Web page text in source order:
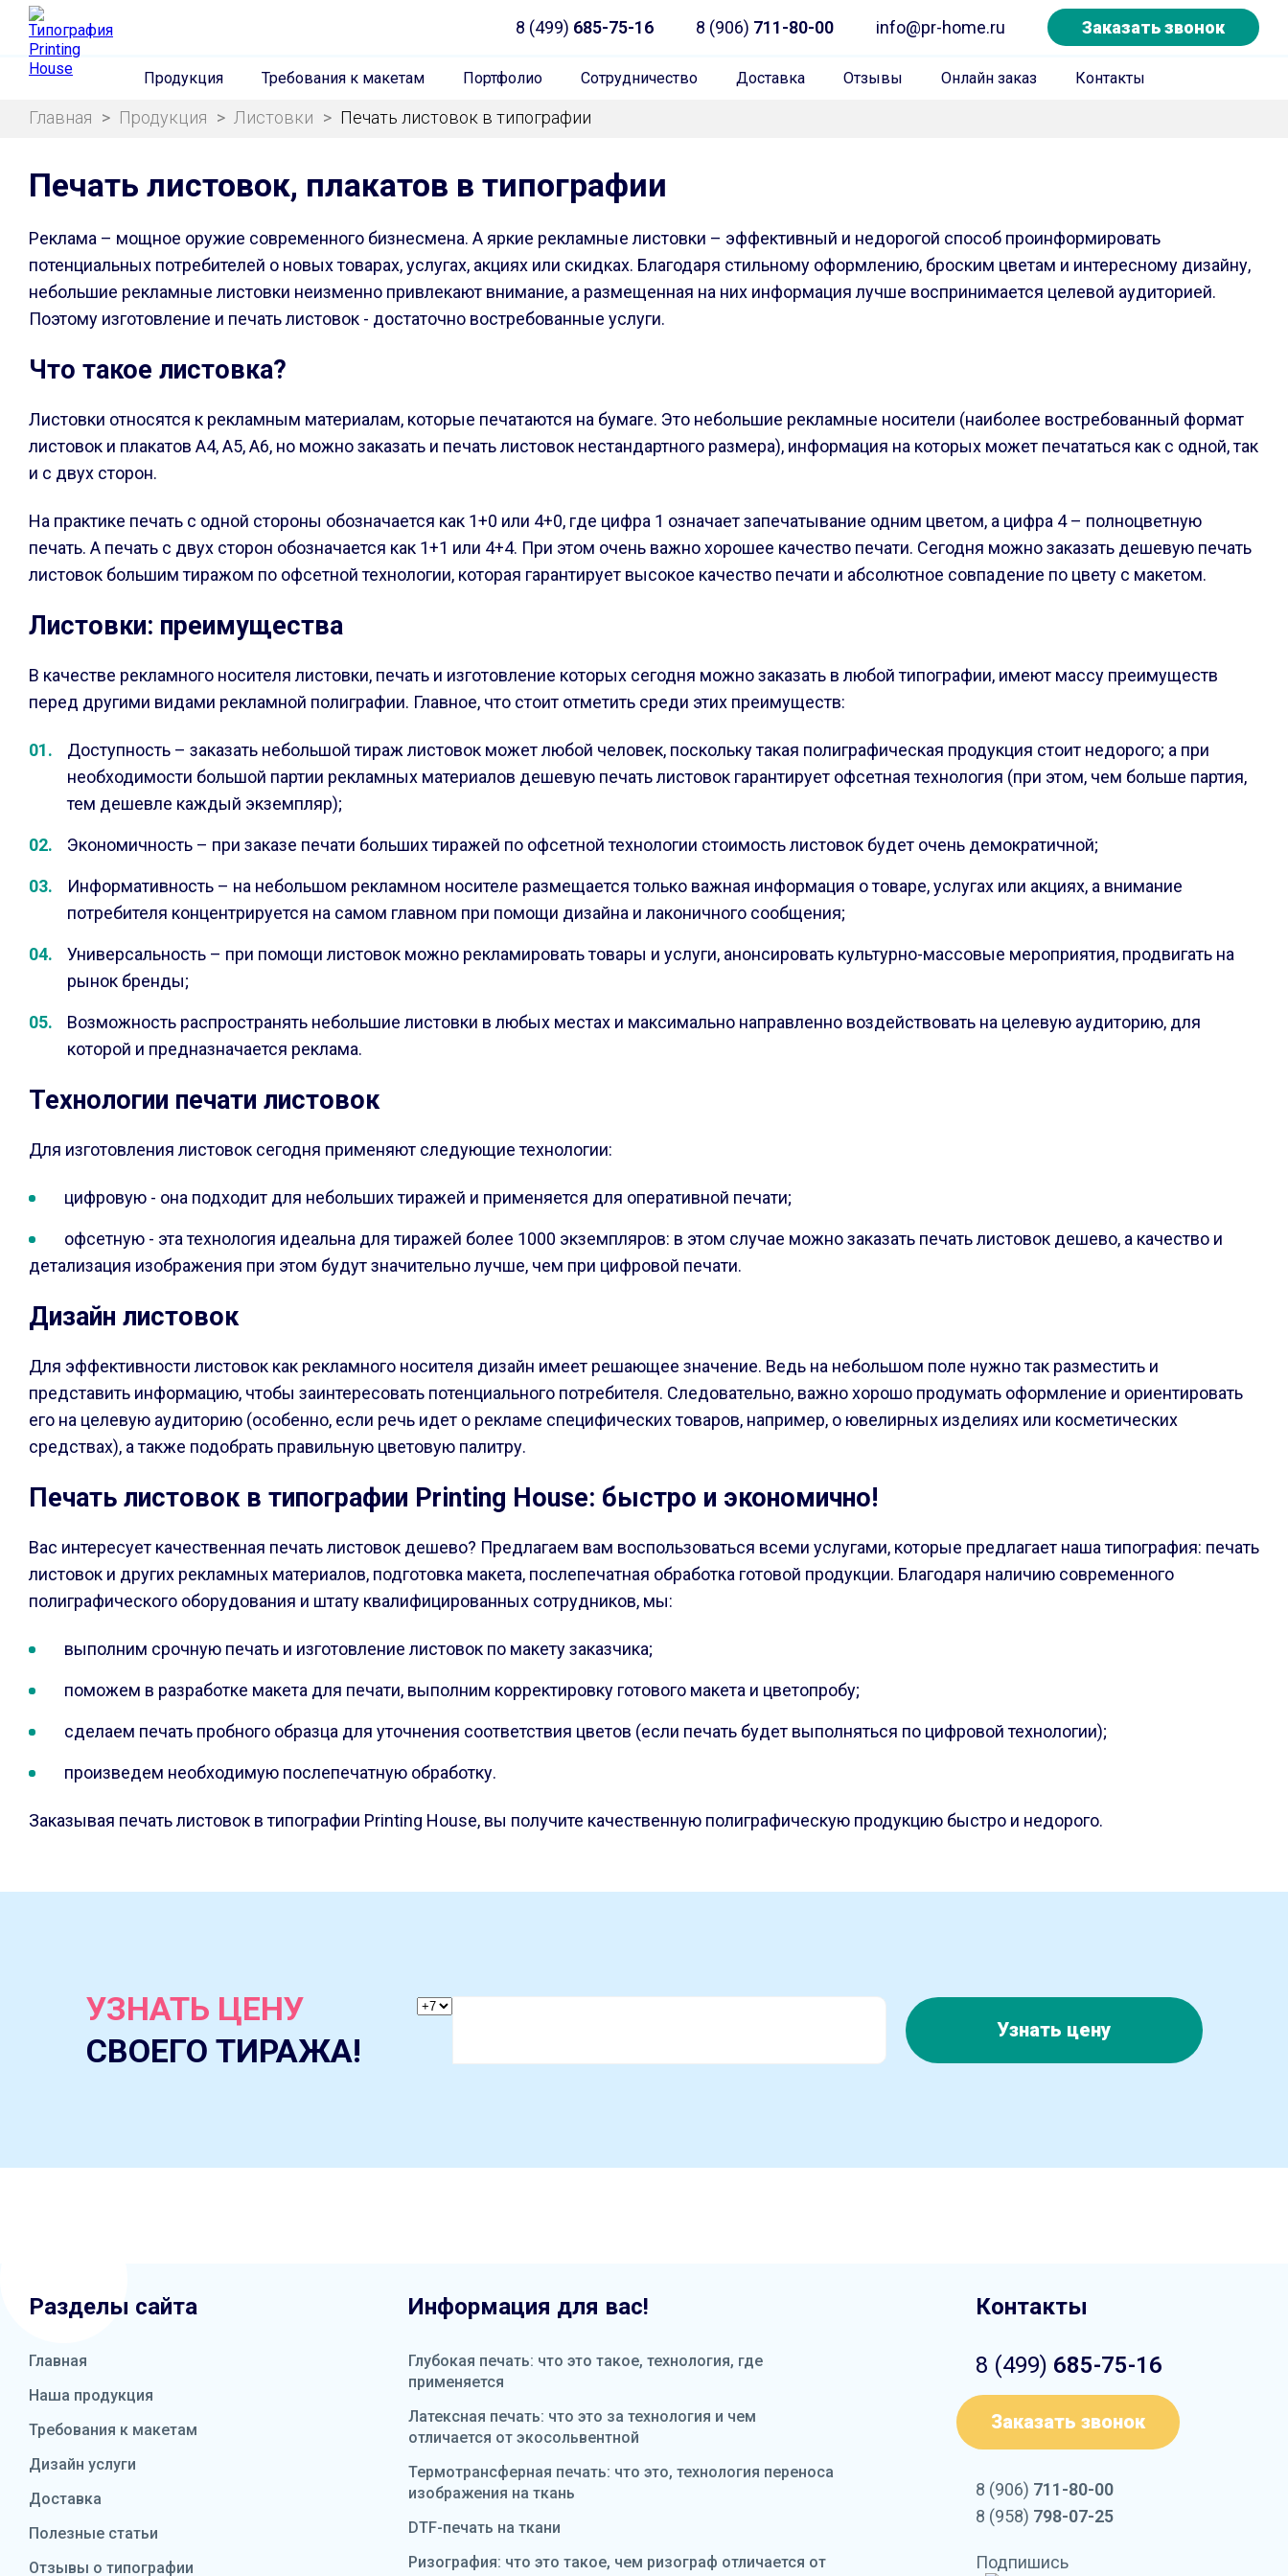
8 (499) 685-75-16 8 (906) 711-80-00 info@pr-home.ru Заказать звонок
Продукция Требования к макетам Портфолио Сотрудничество Доставка Отзывы Онлайн заказ Контакты
Главная > Продукция > Листовки > Печать листовок в типографии
Печать листовок, плакатов в типографии
Реклама – мощное оружие современного бизнесмена. А яркие рекламные листовки – эффективный и недорогой способ проинформировать
потенциальных потребителей о новых товарах, услугах, акциях или скидках. Благодаря стильному оформлению, броским цветам и интересному дизайну,
небольшие рекламные листовки неизменно привлекают внимание, а размещенная на них информация лучше воспринимается целевой аудиторией.
Поэтому изготовление и печать листовок - достаточно востребованные услуги.
Что такое листовка?
Листовки относятся к рекламным материалам, которые печатаются на бумаге. Это небольшие рекламные носители (наиболее востребованный формат
листовок и плакатов A4, A5, A6, но можно заказать и печать листовок нестандартного размера), информация на которых может печататься как с одной, так
и с двух сторон.
На практике печать с одной стороны обозначается как 1+0 или 4+0, где цифра 1 означает запечатывание одним цветом, а цифра 4 – полноцветную
печать. А печать с двух сторон обозначается как 1+1 или 4+4. При этом очень важно хорошее качество печати. Сегодня можно заказать дешевую печать
листовок большим тиражом по офсетной технологии, которая гарантирует высокое качество печати и абсолютное совпадение по цвету с макетом.
Листовки: преимущества
В качестве рекламного носителя листовки, печать и изготовление которых сегодня можно заказать в любой типографии, имеют массу преимуществ
перед другими видами рекламной полиграфии. Главное, что стоит отметить среди этих преимуществ:
Доступность – заказать небольшой тираж листовок может любой человек, поскольку такая полиграфическая продукция стоит недорого; а при
необходимости большой партии рекламных материалов дешевую печать листовок гарантирует офсетная технология (при этом, чем больше партия,
тем дешевле каждый экземпляр);
Экономичность – при заказе печати больших тиражей по офсетной технологии стоимость листовок будет очень демократичной;
Информативность – на небольшом рекламном носителе размещается только важная информация о товаре, услугах или акциях, а внимание
потребителя концентрируется на самом главном при помощи дизайна и лаконичного сообщения;
Универсальность – при помощи листовок можно рекламировать товары и услуги, анонсировать культурно-массовые мероприятия, продвигать на
рынок бренды;
Возможность распространять небольшие листовки в любых местах и максимально направленно воздействовать на целевую аудиторию, для
которой и предназначается реклама.
Технологии печати листовок
Для изготовления листовок сегодня применяют следующие технологии:
цифровую - она подходит для небольших тиражей и применяется для оперативной печати;
офсетную - эта технология идеальна для тиражей более 1000 экземпляров: в этом случае можно заказать печать листовок дешево, а качество и
детализация изображения при этом будут значительно лучше, чем при цифровой печати.
Дизайн листовок
Для эффективности листовок как рекламного носителя дизайн имеет решающее значение. Ведь на небольшом поле нужно так разместить и
представить информацию, чтобы заинтересовать потенциального потребителя. Следовательно, важно хорошо продумать оформление и ориентировать
его на целевую аудиторию (особенно, если речь идет о рекламе специфических товаров, например, о ювелирных изделиях или косметических
средствах), а также подобрать правильную цветовую палитру.
Печать листовок в типографии Printing House: быстро и экономично!
Вас интересует качественная печать листовок дешево? Предлагаем вам воспользоваться всеми услугами, которые предлагает наша типография: печать
листовок и других рекламных материалов, подготовка макета, послепечатная обработка готовой продукции. Благодаря наличию современного
полиграфического оборудования и штату квалифицированных сотрудников, мы:
выполним срочную печать и изготовление листовок по макету заказчика;
поможем в разработке макета для печати, выполним корректировку готового макета и цветопробу;
сделаем печать пробного образца для уточнения соответствия цветов (если печать будет выполняться по цифровой технологии);
произведем необходимую послепечатную обработку.
Заказывая печать листовок в типографии Printing House, вы получите качественную полиграфическую продукцию быстро и недорого.
УЗНАТЬ ЦЕНУ
СВОЕГО ТИРАЖА!
Узнать цену
Разделы сайта
Главная
Наша продукция
Требования к макетам
Дизайн услуги
Доставка
Полезные статьи
Отзывы о типографии
Информация для вас!
Глубокая печать: что это такое, технология, где
применяется
Латексная печать: что это за технология и чем
отличается от экосольвентной
Термотрансферная печать: что это, технология переноса
изображения на ткань
DTF-печать на ткани
Ризография: что это такое, чем ризограф отличается от
Контакты
8 (499) 685-75-16
Заказать звонок
8 (906) 711-80-00
8 (958) 798-07-25
Подпишись